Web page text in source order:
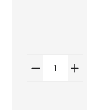
Produkt